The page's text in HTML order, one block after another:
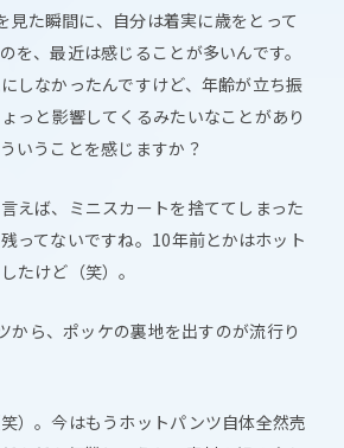
見た瞬間に、自分は着実に歳をとって
を、最近は感じることが多いんです。
しなかったんですけど、年齢が立ち振
っと影響してくるみたいなことがあり
いうことを感じますか？
えば、ミニスカートを捨ててしまった
残ってないですね。10年前とかはホット
たけど（笑）。
から、ポッケの裏地を出すのが流行り
）。今はもうホットパンツ自体全然売